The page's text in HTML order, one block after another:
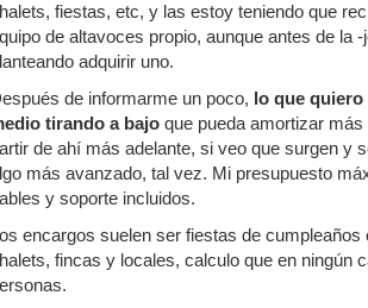
fiestas, etc, y las estoy teniendo que
de altavoces propio, aunque antes de la
adquirir uno.
de informarme un poco, lo que
tirando a bajo que pueda amortizar
de ahí más adelante, si veo que surgen y
más avanzado, tal vez. Mi presupuesto
y soporte incluidos.
encargos suelen ser fiestas de
fincas y locales, calculo que en ningún